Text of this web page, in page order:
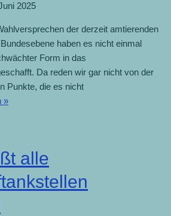
2025
der derzeit amtierenden
haben es nicht einmal
Form in das
Da reden wir gar nicht von der
Punkte, die es nicht
»
alle